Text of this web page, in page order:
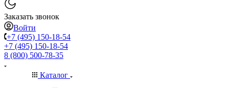
Заказать звонок
Войти
+7 (495) 150-18-54
+7 (495) 150-18-54
8 (800) 500-78-35
Каталог